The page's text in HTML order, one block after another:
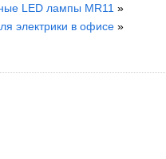
LED лампы MR11 »
электрики в офисе »